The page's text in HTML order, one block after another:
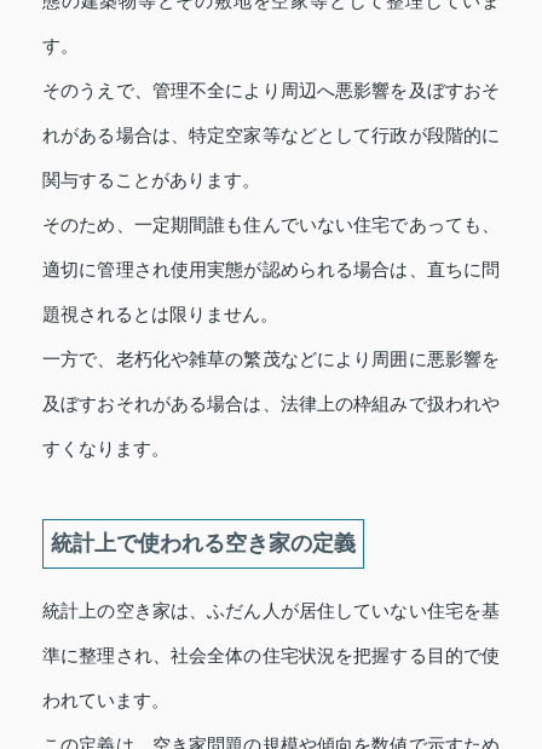
す。
そのうえで、管理不全により周辺へ悪影響を及ぼすおそ
れがある場合は、特定空家等などとして行政が段階的に
関与することがあります。
そのため、一定期間誰も住んでいない住宅であっても、
適切に管理され使用実態が認められる場合は、直ちに問
題視されるとは限りません。
一方で、老朽化や雑草の繁茂などにより周囲に悪影響を
及ぼすおそれがある場合は、法律上の枠組みで扱われや
すくなります。
統計上で使われる空き家の定義
統計上の空き家は、ふだん人が居住していない住宅を基
準に整理され、社会全体の住宅状況を把握する目的で使
われています。
この定義は、空き家問題の規模や傾向を数値で示すため